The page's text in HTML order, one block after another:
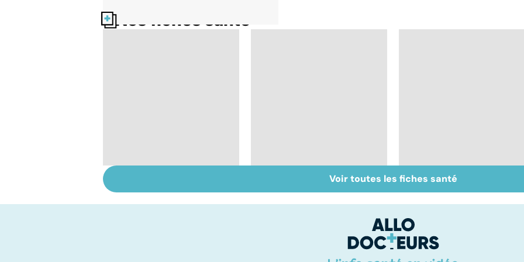
Nos fiches santé
oligo-élément vital
Intestin irritable : le
régime FODMAP, une
Alimentation : le péril
jeûne ?
Voir toutes les fiches santé